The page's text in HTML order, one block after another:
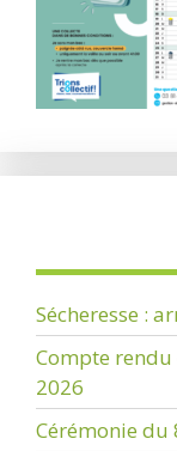
Sécheresse :
Compte
2026
Cérémonie du